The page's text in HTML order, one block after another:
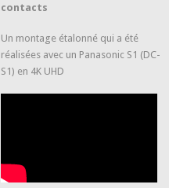
contacts
Un montage étalonné qui a été
réalisées avec un Panasonic S1 (DC-
S1) en 4K UHD